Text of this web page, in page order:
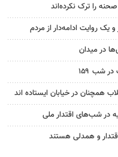
روایت ادامه‌دار از مردم
در میدان
شب ۱۵۹
همچنان در خیابان ایستاده اند
در شب‌های اقتدار ملی
اقتدار و همدلی هستند